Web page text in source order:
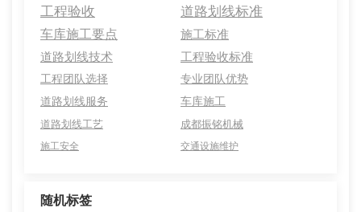
工程验收 道路划线标准
车库施工要点
施工标准
道路划线技术
工程验收标准
工程团队选择
专业团队优势
道路划线服务
车库施工
道路划线工艺 成都振铭机械
施工安全 交通设施维护
随机标签